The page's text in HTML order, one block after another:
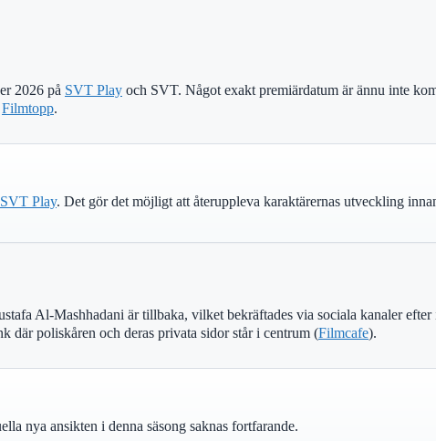
2026 på SVT Play och SVT. Något exakt premiärdatum är ännu inte
Filmtopp.
SVT Play. Det gör det möjligt att återuppleva karaktärernas utveckling
Al-Mashhadani är tillbaka, vilket bekräftades via sociala kanaler
där poliskåren och deras privata sidor står i centrum (Filmcafe).
nya ansikten i denna säsong saknas fortfarande.